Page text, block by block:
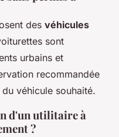
des véhicules
sont
urbains et
recommandée
véhicule souhaité.
d'un utilitaire à
?